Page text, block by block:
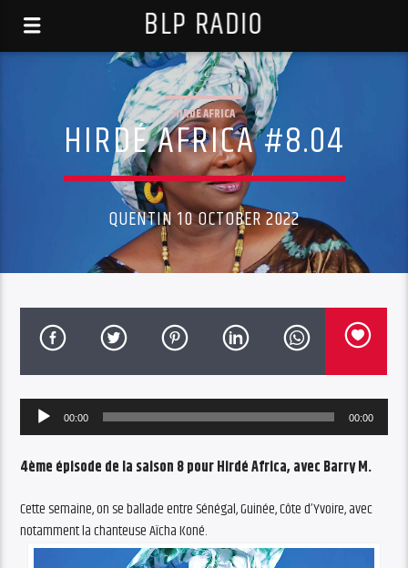
BLP RADIO
HIRDÉ AFRICA
HIRDÉ AFRICA #8.04
QUENTIN 10 OCTOBER 2022
Audio
Player
00:00 00:00
4ème épisode de la saison 8 pour Hirdé Africa, avec Barry M.
Cette semaine, on se ballade entre Sénégal, Guinée, Côte d’Yvoire, avec
notamment la chanteuse Aïcha Koné.